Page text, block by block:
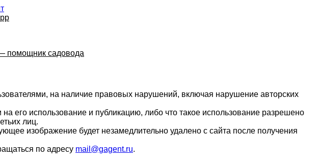
помощник садовода
на наличие правовых нарушений, включая нарушение авторских
его использование и публикацию, либо что такое использование разрешено
лиц.
изображение будет незамедлительно удалено с сайта после получения
по адресу mail@gagent.ru.